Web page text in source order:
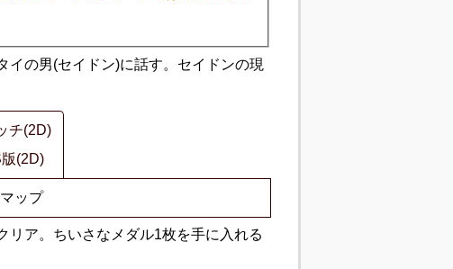
イの男(セイドン)に話す。セイドンの現
チ(2D)
(2D)
リア。ちいさなメダル1枚を手に入れる